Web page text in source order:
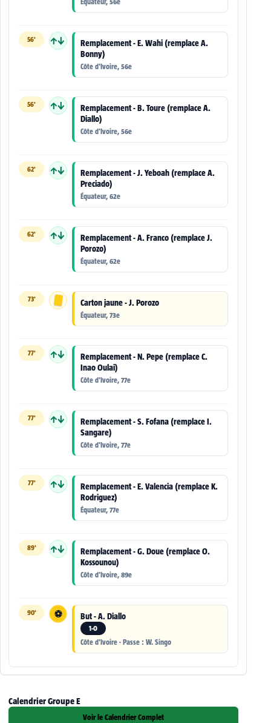
Équateur, 56e
56' ↑↓
Remplacement - E. Wahi (remplace A.
Bonny)
Côte d'Ivoire, 56e
56' ↑↓
Remplacement - B. Toure (remplace A.
Diallo)
Côte d'Ivoire, 56e
62' ↑↓
Remplacement - J. Yeboah (remplace A.
Preciado)
Équateur, 62e
62' ↑↓
Remplacement - A. Franco (remplace J.
Porozo)
Équateur, 62e
73' Carton jaune - J. Porozo
Équateur, 73e
77' ↑↓
Remplacement - N. Pepe (remplace C.
Inao Oulai)
Côte d'Ivoire, 77e
77' ↑↓
Remplacement - S. Fofana (remplace I.
Sangare)
Côte d'Ivoire, 77e
77' ↑↓
Remplacement - E. Valencia (remplace K.
Rodriguez)
Équateur, 77e
89' ↑↓
Remplacement - G. Doue (remplace O.
Kossounou)
Côte d'Ivoire, 89e
90' ⚽ But - A. Diallo
1-0
Côte d'Ivoire · Passe : W. Singo
Calendrier Groupe E
Voir le Calendrier Complet